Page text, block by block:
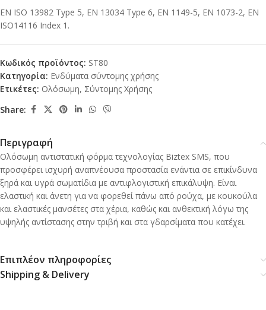
EN ISO 13982 Type 5, EN 13034 Type 6, EN 1149-5, EN 1073-2, EN
ISO14116 Index 1.
Κωδικός προϊόντος: ST80
Κατηγορία: Ενδύματα σύντομης χρήσης
Ετικέτες: Ολόσωμη, Σύντομης Χρήσης
Share:
Περιγραφή
Ολόσωμη αντιστατική φόρμα τεχνολογίας Biztex SMS, που
προσφέρει ισχυρή αναπνέουσα προστασία ενάντια σε επικίνδυνα
ξηρά και υγρά σωματίδια με αντιφλογιστική επικάλυψη. Είναι
ελαστική και άνετη για να φορεθεί πάνω από ρούχα, με κουκούλα
και ελαστικές μανσέτες στα χέρια, καθώς και ανθεκτική λόγω της
υψηλής αντίστασης στην τριβή και στα γδαρσίματα που κατέχει.
Επιπλέον πληροφορίες
Shipping & Delivery